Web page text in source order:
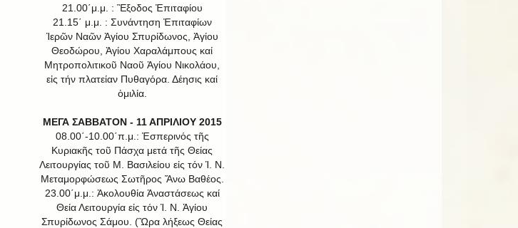
21.00΄μ.μ. : Ἒξοδος Ἐπιταφίου
21.15΄ μ.μ. : Συνάντηση Ἐπιταφίων
Ἱερῶν Ναῶν Ἀγίου Σπυρίδωνος, Ἁγίου
Θεοδώρου, Ἁγίου Χαραλάμπους καί
Μητροπολιτικοῦ Ναοῦ Ἁγίου Νικολάου,
εἰς τήν πλατείαν Πυθαγόρα. Δέησις καί
ὁμιλία.
ΜΕΓΑ ΣΑΒΒΑΤΟΝ - 11 ΑΠΡΙΛΙΟΥ 2015
08.00΄-10.00΄π.μ.: Ἑσπερινός τῆς
Κυριακῆς τοῦ Πάσχα μετά τῆς Θείας
Λειτουργίας τοῦ Μ. Βασιλείου εἰς τόν Ἱ. Ν.
Μεταμορφώσεως Σωτῆρος Ἄνω Βαθέος.
23.00΄μ.μ.: Ἀκολουθία Ἀναστάσεως καί
Θεία Λειτουργία εἰς τόν Ἱ. Ν. Ἁγίου
Σπυρίδωνος Σάμου. (Ὣρα λήξεως Θείας